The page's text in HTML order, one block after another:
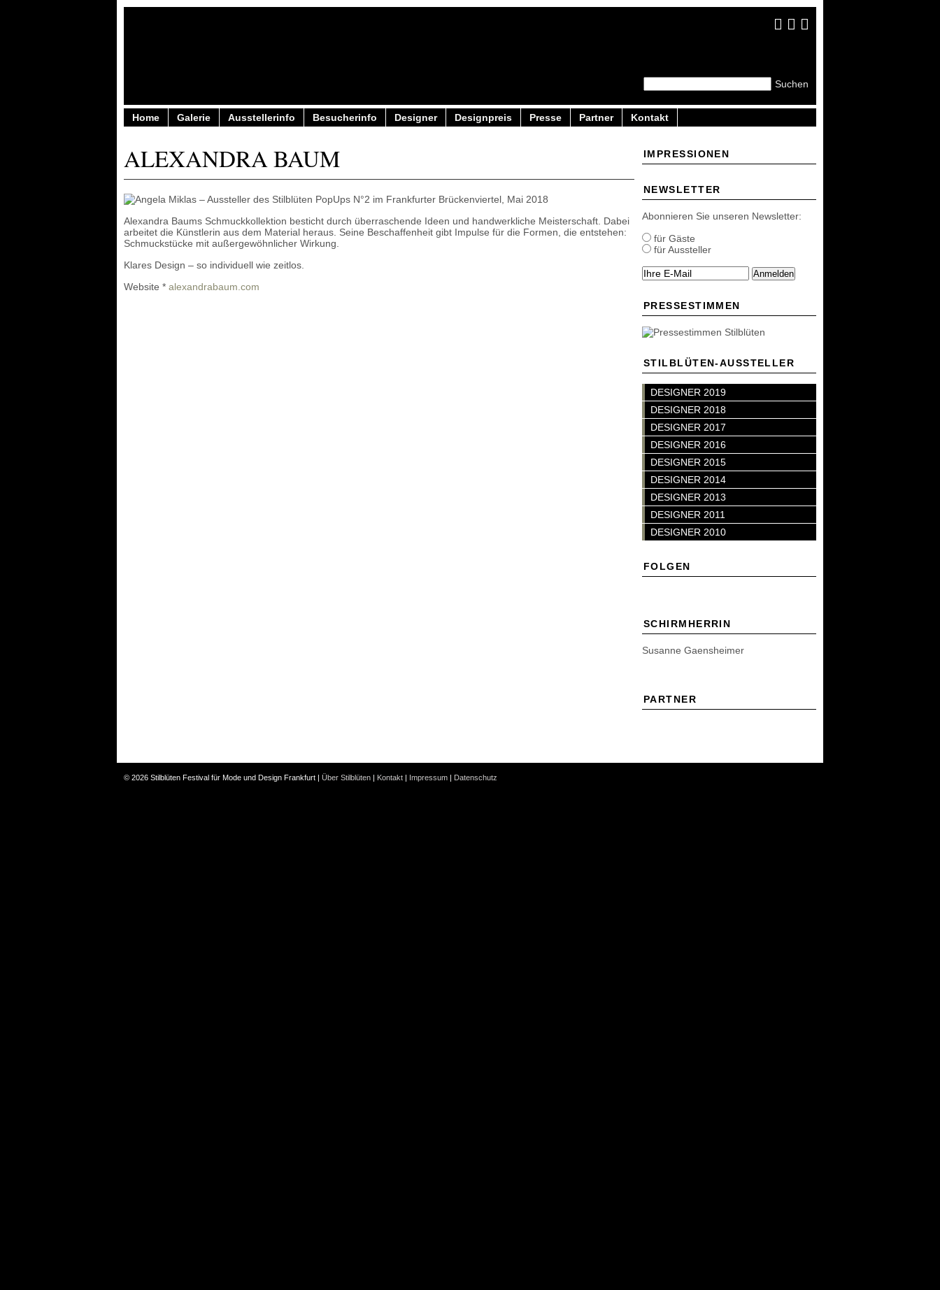
Home Galerie Ausstellerinfo Besucherinfo Designer Designpreis Presse Partner Kontakt
ALEXANDRA BAUM
Alexandra Baums Schmuckkollektion besticht durch überraschende Ideen und handwerkliche Meisterschaft. Dabei
arbeitet die Künstlerin aus dem Material heraus. Seine Beschaffenheit gibt Impulse für die Formen, die entstehen:
Schmuckstücke mit außergewöhnlicher Wirkung.
Klares Design – so individuell wie zeitlos.
Website * alexandrabaum.com
IMPRESSIONEN
NEWSLETTER
Abonnieren Sie unseren Newsletter:
für Gäste
für Aussteller
Anmelden
PRESSESTIMMEN
STILBLÜTEN-AUSSTELLER
DESIGNER 2019
DESIGNER 2018
DESIGNER 2017
DESIGNER 2016
DESIGNER 2015
DESIGNER 2014
DESIGNER 2013
DESIGNER 2011
DESIGNER 2010
FOLGEN
SCHIRMHERRIN
Susanne Gaensheimer
PARTNER
© 2026 Stilblüten Festival für Mode und Design Frankfurt | Über Stilblüten | Kontakt | Impressum | Datenschutz